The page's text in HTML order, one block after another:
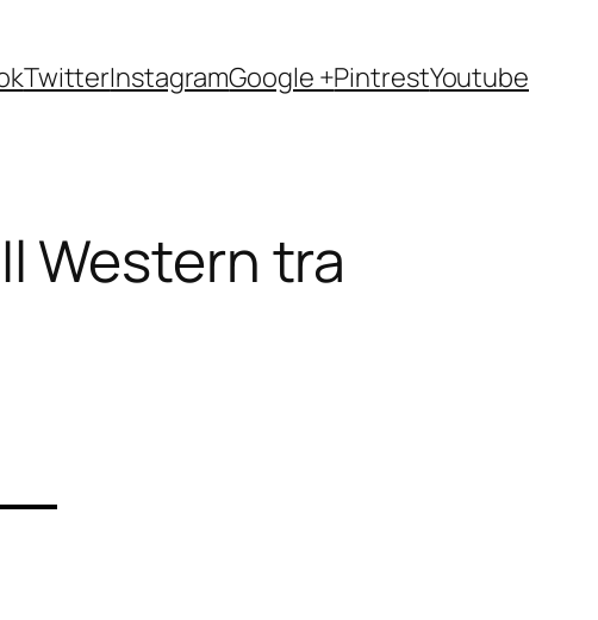
TwitterInstagramGoogle +PintrestYoutube
Western tra